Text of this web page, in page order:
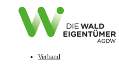
Verband